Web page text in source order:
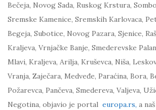
Bečeja, Novog Sada, Ruskog Krstura,
Sremske Kamenice, Sremskih Karlovaca,
Begeja, Subotice, Novog Pazara, Sjenice,
Kraljeva, Vrnjačke Banje, Smederevske
Mlavi, Kraljeva, Arilja, Kruševca, Niša,
Vranja, Zaječara, Medveđe, Paraćina, Bora,
Požarevca, Pančeva, Smedereva, Valjeva,
Negotina, objavio je portal europa.rs, a